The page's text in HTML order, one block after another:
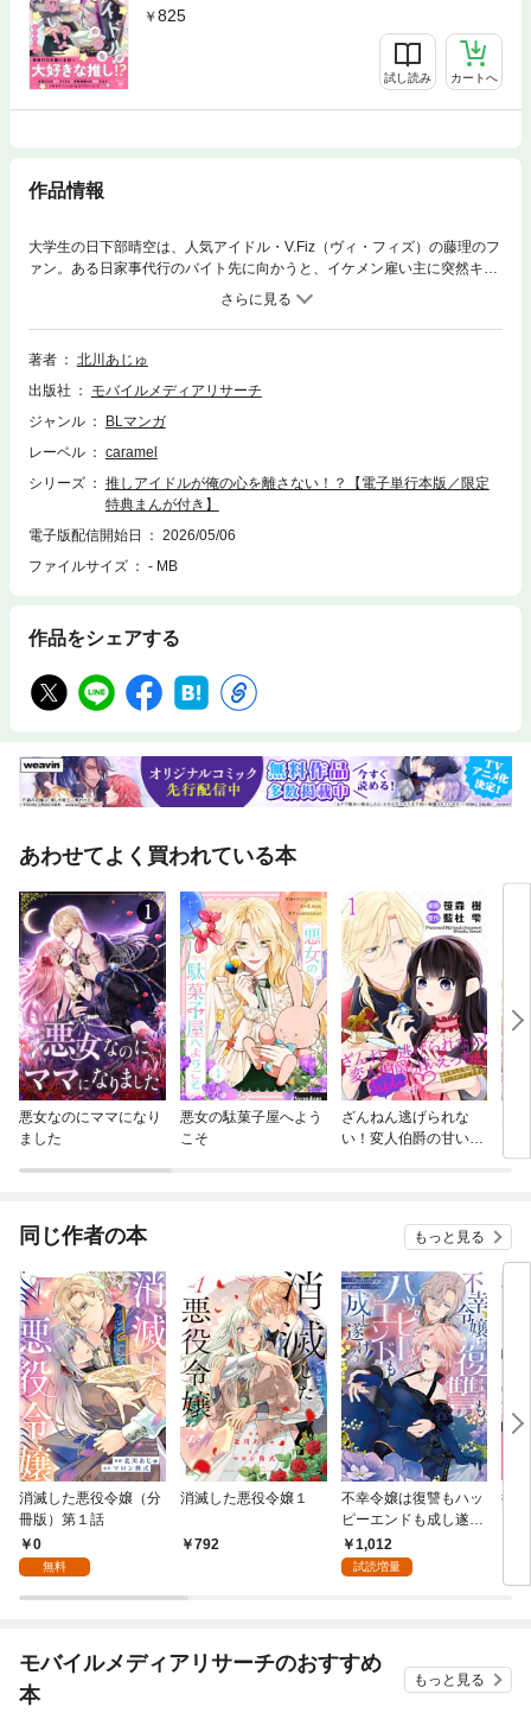
825
試し読み カートへ
作品情報
大学生の日下部晴空は、人気アイドル・V.Fiz（ヴィ・フィズ）の藤理のフ
ァン。ある日家事代行のバイト先に向かうと、イケメン雇い主に突然キス
をされ、そのままエッチなことをされそうになりーー!?見覚えのあるセク
シーな表情と聞き覚えのある声だと思ったら、まさかの藤理本人で…！推
しは雲の上の存在だったけれど、素顔の彼はとても親しみやすくて、一緒
にいるうちに優しいところや甘い仕草や言葉にどんどん惹かれていってし
愛くて仕方ない」初心な大学生オタクが、天然美形アイドルに求愛され
る!?ドキドキがいっぱいラブストーリー！【※この作品は話売り「推しア
アイドルが俺の心を離さない!?」第1話～第7話描き下ろし漫画5P収録
著者
北川あじゅ
出版社
モバイルメディアリサーチ
ジャンル
BLマンガ
レーベル
caramel
シリーズ
推しアイドルが俺の心を離さない！？【電子単行本版／限定
特典まんが付き】
電子版配信開始日
2026/05/06
ファイルサイズ
- MB
作品をシェアする
あわせてよく買われている本
悪女なのにママになり
ました
悪女の駄菓子屋へよう
こそ
ざんねん逃げられな
い！変人伯爵の甘いえ
同じ作者の本 もっと見る
消滅した悪役令嬢（分
冊版）第１話
0
無料
消滅した悪役令嬢１
792
不幸令嬢は復讐もハッ
ピーエンドも成し遂げ
る！ アンソロジーコミ
ック
1,012
試読増量
推
モバイルメディアリサーチのおすすめ
本
もっと見る